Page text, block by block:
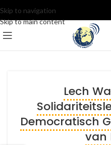
Skip to navigation
Skip to main content
Lech
Democratisch
van